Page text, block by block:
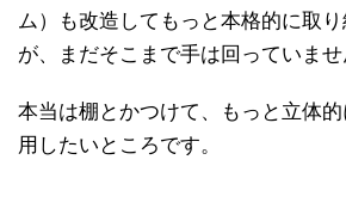
ム）も改造してもっと本格的に取
が、まだそこまで手は回っていませ
本当は棚とかつけて、もっと立体
用したいところです。